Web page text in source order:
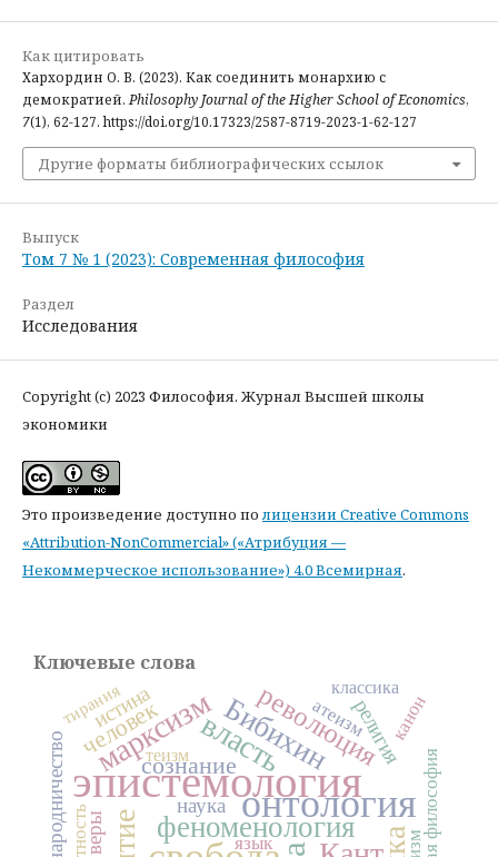
Как цитировать
Хархордин О. В. (2023). Как соединить монархию с
демократией.Philosophy Journal of the Higher School of Economics,
7(1), 62-127. https://doi.org/10.17323/2587-8719-2023-1-62-127
Другие форматы библиографических ссылок
Выпуск
Том 7 № 1 (2023): Современная философия
Раздел
Исследования
Copyright (c) 2023 Философия. Журнал Высшей школы
экономики
Это произведение доступно полицензии Creative Commons
«Attribution-NonCommercial» («Атрибуция —
Некоммерческое использование») 4.0 Всемирная.
Ключевые слова
эпистемология
онтология
власть
марксизмБибихин
феноменология
революция
человек
сознание
наука
религия
истина
народничество
канон
атеизм
язык
тирания
теизм
классика